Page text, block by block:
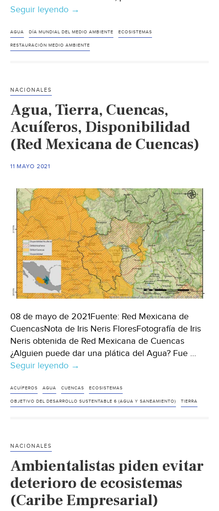
Seguir leyendo El
comenzará
la
de
Ecosistemas”
en
del
Medio
Ambiente
(CGTN
español)
→
AGUA DÍA MUNDIAL DEL MEDIO AMBIENTE ECOSISTEMAS
RESTAURACIÓN MEDIO AMBIENTE
NACIONALES
Agua, Tierra, Cuencas,
Acuíferos, Disponibilidad
(Red Mexicana de Cuencas)
11 MAYO 2021
08 de mayo de 2021Fuente: Red Mexicana de
CuencasNota de Iris Neris FloresFotografía de Iris
Neris obtenida de Red Mexicana de Cuencas
¿Alguien puede dar una plática del Agua? Fue …
Seguir leyendo Agua,
Cuencas,
Acuíferos,
Cuencas)
→
ACUÍFEROS AGUA CUENCAS ECOSISTEMAS
OBJETIVO DEL DESARROLLO SUSTENTABLE 6 (AGUA Y SANEAMIENTO) TIERRA
NACIONALES
Ambientalistas piden evitar
deterioro de ecosistemas
(Caribe Empresarial)